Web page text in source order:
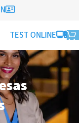
TEST ONLINE